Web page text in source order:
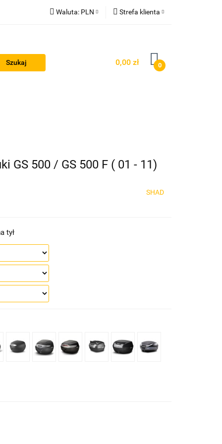
Waluta: PLN Strefa klienta
Zarejestruj się
Dodaj zgłoszenie
0,00 zł 0
GS 500 / GS 500 F ( 01 - 11)
SHAD
tył